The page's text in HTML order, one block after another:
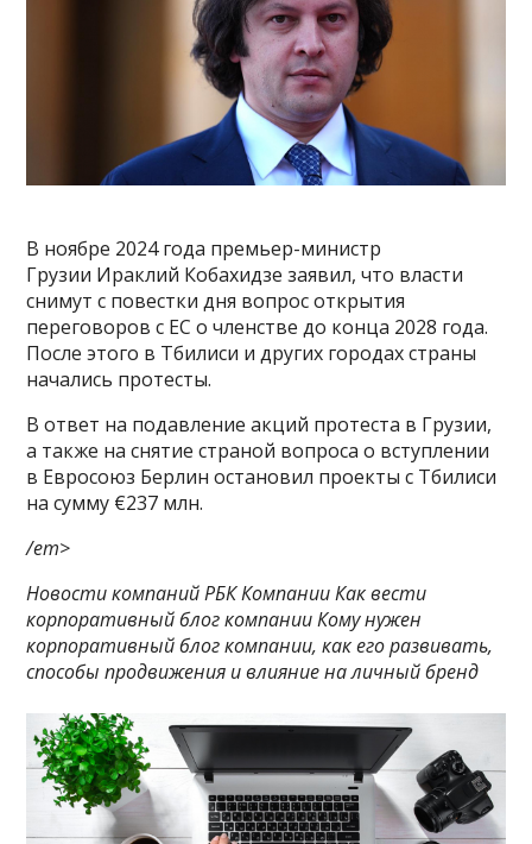
В ноябре 2024 года премьер-министр
Грузии Ираклий Кобахидзе заявил, что власти
снимут с повестки дня вопрос открытия
переговоров с ЕС о членстве до конца 2028 года.
После этого в Тбилиси и других городах страны
начались протесты.
В ответ на подавление акций протеста в Грузии,
а также на снятие страной вопроса о вступлении
в Евросоюз Берлин остановил проекты с Тбилиси
на сумму €237 млн.
/em>
Новости компаний РБК Компании Как вести
корпоративный блог компании Кому нужен
корпоративный блог компании, как его развивать,
способы продвижения и влияние на личный бренд